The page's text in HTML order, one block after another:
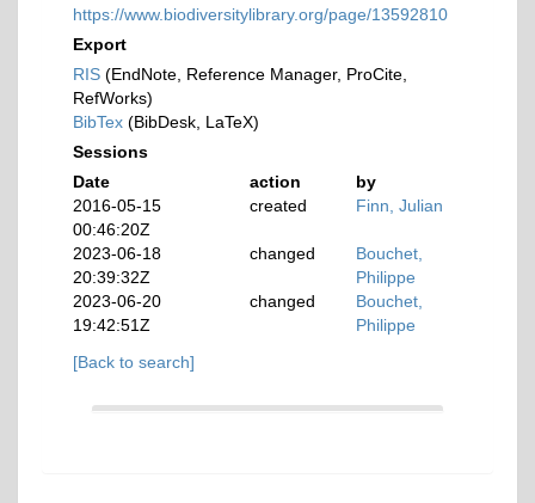
https://www.biodiversitylibrary.org/page/13592810
Export
RIS (EndNote, Reference Manager, ProCite,
RefWorks)
BibTex (BibDesk, LaTeX)
Sessions
Date
action
by
2016-05-15
00:46:20Z
created Finn, Julian
2023-06-18
20:39:32Z
changed
Bouchet,
Philippe
2023-06-20
19:42:51Z
changed
Bouchet,
Philippe
[Back to search]